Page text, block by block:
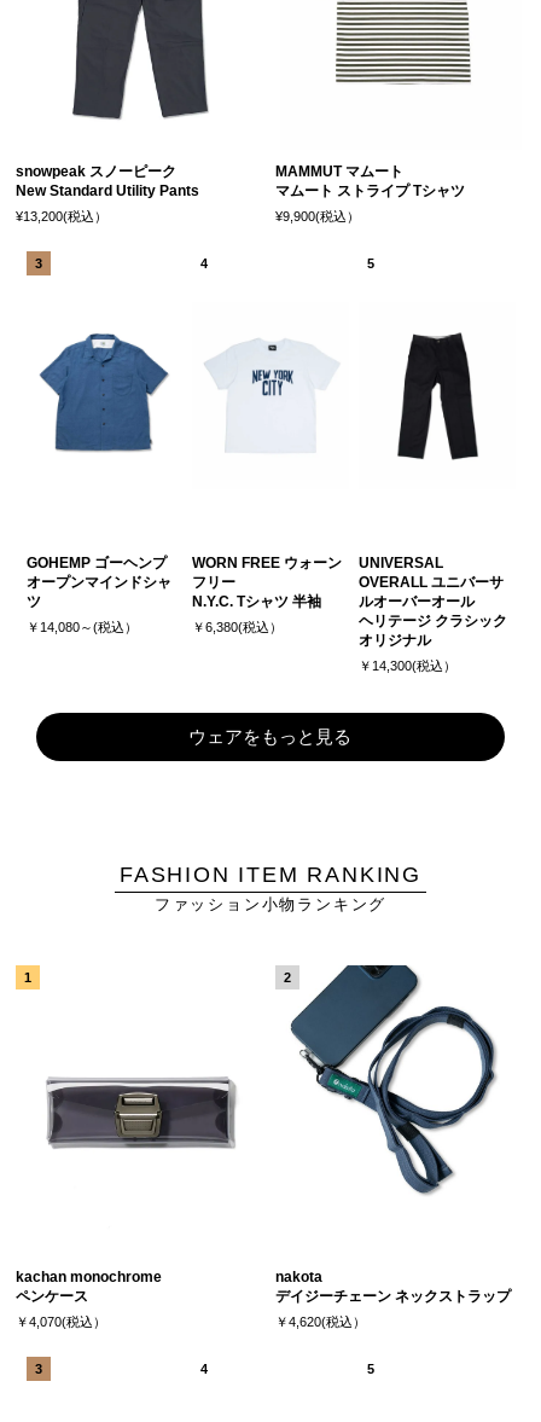
snowpeak スノーピーク
New Standard Utility Pants
¥13,200(税込）
MAMMUT マムート
マムート ストライプ Tシャツ
¥9,900(税込）
GOHEMP ゴーヘンプ
オープンマインドシャ
ツ
￥14,080～(税込）
WORN FREE ウォーン
フリー
N.Y.C. Tシャツ 半袖
￥6,380(税込）
UNIVERSAL
OVERALL ユニバーサ
ルオーバーオール
ヘリテージ クラシック
オリジナル
￥14,300(税込）
ウェアをもっと見る
FASHION ITEM RANKING
ファッション小物ランキング
kachan monochrome
ペンケース
￥4,070(税込）
nakota
デイジーチェーン ネックストラップ
￥4,620(税込）